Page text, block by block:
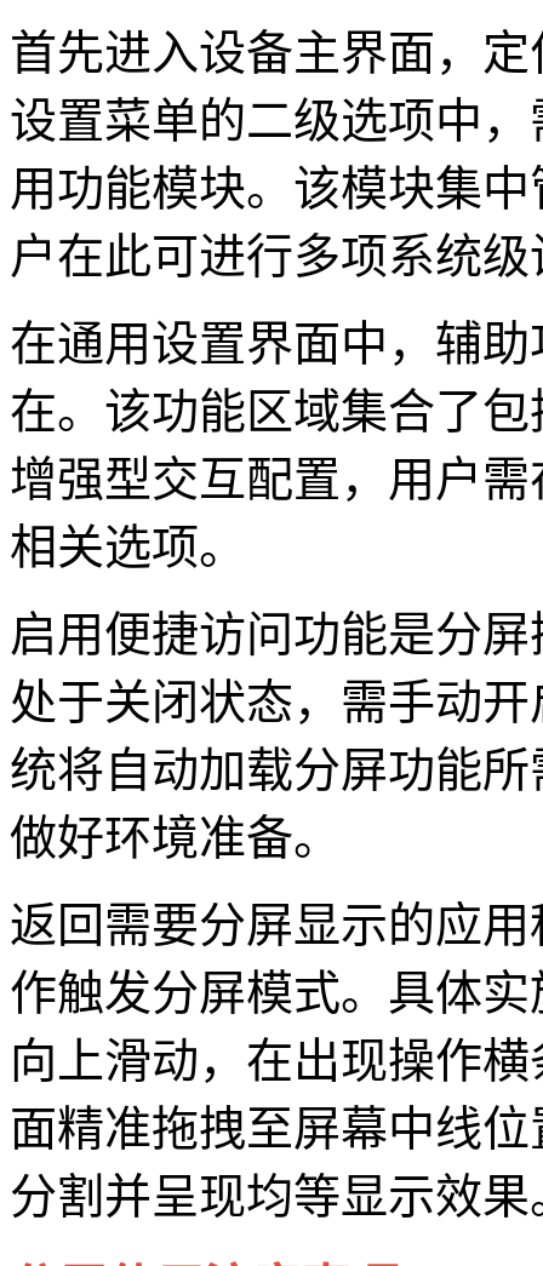
首先进入设备主界面，
设置菜单的二级选项中
用功能模块。该模块集
户在此可进行多项系统
在通用设置界面中，辅
在。该功能区域集合了
增强型交互配置，用户
相关选项。
启用便捷访问功能是分
处于关闭状态，需手动
统将自动加载分屏功能
做好环境准备。
返回需要分屏显示的应
作触发分屏模式。具体
向上滑动，在出现操作
面精准拖拽至屏幕中线
分割并呈现均等显示效果